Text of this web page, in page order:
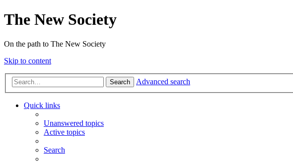
The New Society
On the path to The New Society
Skip to content
Search Advanced search
Quick links
Unanswered topics
Active topics
Search